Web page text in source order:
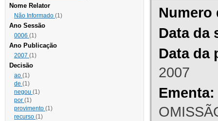
Nome Relator
Não Informado (1)
Ano Sessão
0006 (1)
Ano Publicação
2007 (1)
Decisão
ao (1)
de (1)
negou (1)
por (1)
provimento (1)
recurso (1)
Numero
Data da
Data da
2007
Ementa: